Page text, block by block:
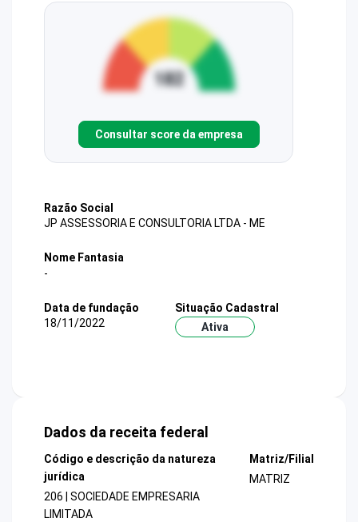
Consultar score da empresa
Razão Social
JP ASSESSORIA E CONSULTORIA LTDA - ME
Nome Fantasia
-
Data de fundação
18/11/2022
Situação Cadastral
Ativa
Dados da receita federal
Código e descrição da natureza
jurídica
206 | SOCIEDADE EMPRESARIA
LIMITADA
Matriz/Filial
MATRIZ